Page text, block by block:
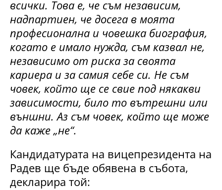
всички. Това е, че съм независим,
надпартиен, че досега в моята
професионална и човешка биография,
когато е имало нужда, съм казвал не,
независимо от риска за своята
кариера и за самия себе си. Не съм
човек, който ще се свие под някакви
зависимости, било то вътрешни или
външни. Аз съм човек, който ще може
да каже „не“.
Кандидатурата на вицепрезидента на
Радев ще бъде обявена в събота,
декларира той: